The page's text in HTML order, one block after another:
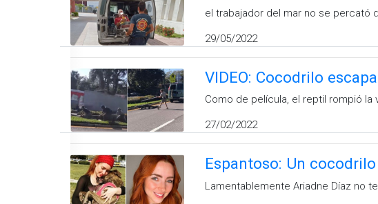
el trabajador del mar no se percató
29/05/2022
VIDEO: Cocodrilo
Como de película, el reptil rompió
27/02/2022
Espantoso: Un
Lamentablemente Ariadne Díaz no